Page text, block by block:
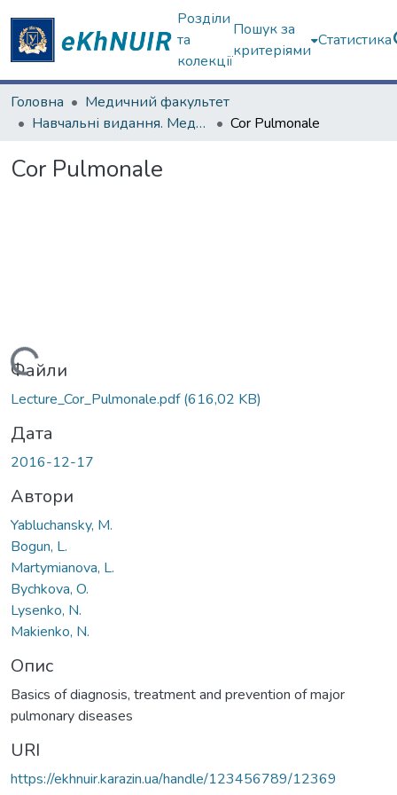
Розділи
та
колекції
Пошук за
критеріями
Статистика
Головна
Медичний факультет
Навчальні видання. Медичний факультет
Cor Pulmonale
Cor Pulmonale
Вантажиться...
Файли
Lecture_Cor_Pulmonale.pdf(616,02 KB)
Дата
2016-12-17
Автори
Yabluchansky, M.
Bogun, L.
Martymianova, L.
Bychkova, O.
Lysenko, N.
Makienko, N.
Опис
Basics of diagnosis, treatment and prevention of major
pulmonary diseases
URI
https://ekhnuir.karazin.ua/handle/123456789/12369